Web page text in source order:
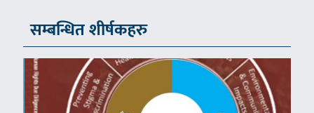
सम्बन्धित शीर्षकहरु